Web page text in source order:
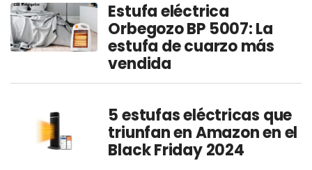
Estufa eléctrica
Orbegozo BP 5007: La
estufa de cuarzo más
vendida
5 estufas eléctricas que
triunfan en Amazon en el
Black Friday 2024